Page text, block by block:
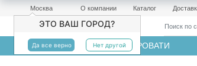
Москва
ЭТО ВАШ ГОРОД?
Да все верно Нет другой
О компании Каталог
МАТРАСЫ КРОВАТИ